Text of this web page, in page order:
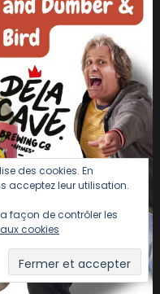
des cookies. En
acceptez leur utilisation.
façon de contrôler les
cookies